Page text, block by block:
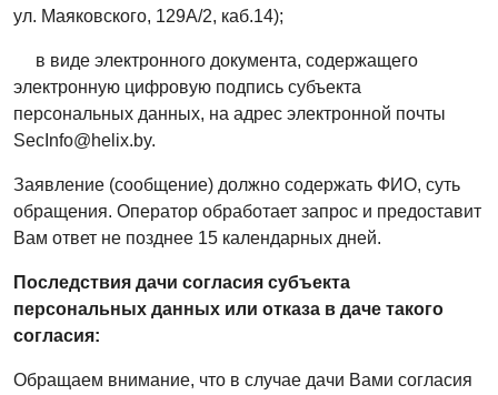
ул. Маяковского, 129А/2, каб.14);
в виде электронного документа, содержащего
электронную цифровую подпись субъекта
персональных данных, на адрес электронной почты
SecInfo@helix.by.
Заявление (сообщение) должно содержать ФИО, суть
обращения. Оператор обработает запрос и предоставит
Вам ответ не позднее 15 календарных дней.
Последствия дачи согласия субъекта
персональных данных или отказа в даче такого
согласия:
Обращаем внимание, что в случае дачи Вами согласия